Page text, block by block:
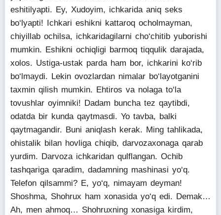
eshitilyapti. Ey, Xudoyim, ichkarida aniq seks
bo‘lyapti! Ichkari eshikni kattaroq ocholmayman,
chiyillab ochilsa, ichkaridagilarni cho‘chitib yuborishi
mumkin. Eshikni ochiqligi barmoq tiqqulik darajada,
xolos. Ustiga-ustak parda ham bor, ichkarini ko‘rib
bo‘lmaydi. Lekin ovozlardan nimalar bo‘layotganini
taxmin qilish mumkin. Ehtiros va nolaga to‘la
tovushlar oyimniki! Dadam buncha tez qaytibdi,
odatda bir kunda qaytmasdi. Yo tavba, balki
qaytmagandir. Buni aniqlash kerak. Ming tahlikada,
ohistalik bilan hovliga chiqib, darvozaxonaga qarab
yurdim. Darvoza ichkaridan qulflangan. Ochib
tashqariga qaradim, dadamning mashinasi yo‘q.
Telefon qilsammi? E, yo‘q, nimayam deyman!
Shoshma, Shohrux ham xonasida yo‘q edi. Demak…
Ah, men ahmoq… Shohruxning xonasiga kirdim,